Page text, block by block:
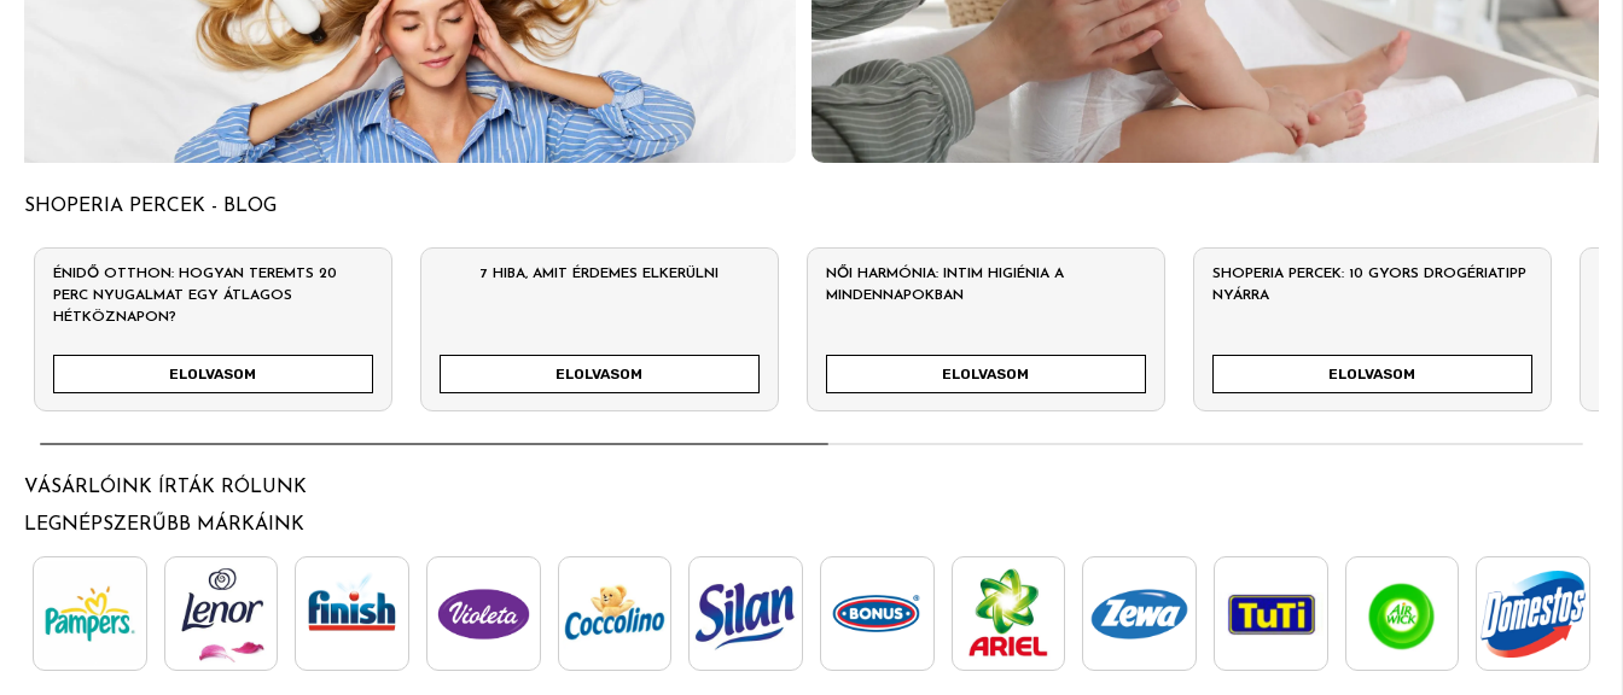
SHOPERIA PERCEK - BLOG
ÉNIDŐ OTTHON: HOGYAN TEREMTS 20
PERC NYUGALMAT EGY ÁTLAGOS
HÉTKÖZNAPON?
ELOLVASOM
7 HIBA, AMIT ÉRDEMES ELKERÜLNI
ELOLVASOM
NŐI HARMÓNIA: INTIM HIGIÉNIA A
MINDENNAPOKBAN
ELOLVASOM
SHOPERIA PERCEK: 10 GYORS DROGÉRIATIPP
NYÁRRA
ELOLVASOM
VÁSÁRLÓINK ÍRTÁK RÓLUNK
LEGNÉPSZERŰBB MÁRKÁINK